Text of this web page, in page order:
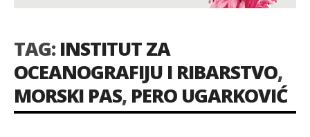
TAG:INSTITUT ZA
OCEANOGRAFIJU I RIBARSTVO,
MORSKI PAS, PERO UGARKOVIĆ